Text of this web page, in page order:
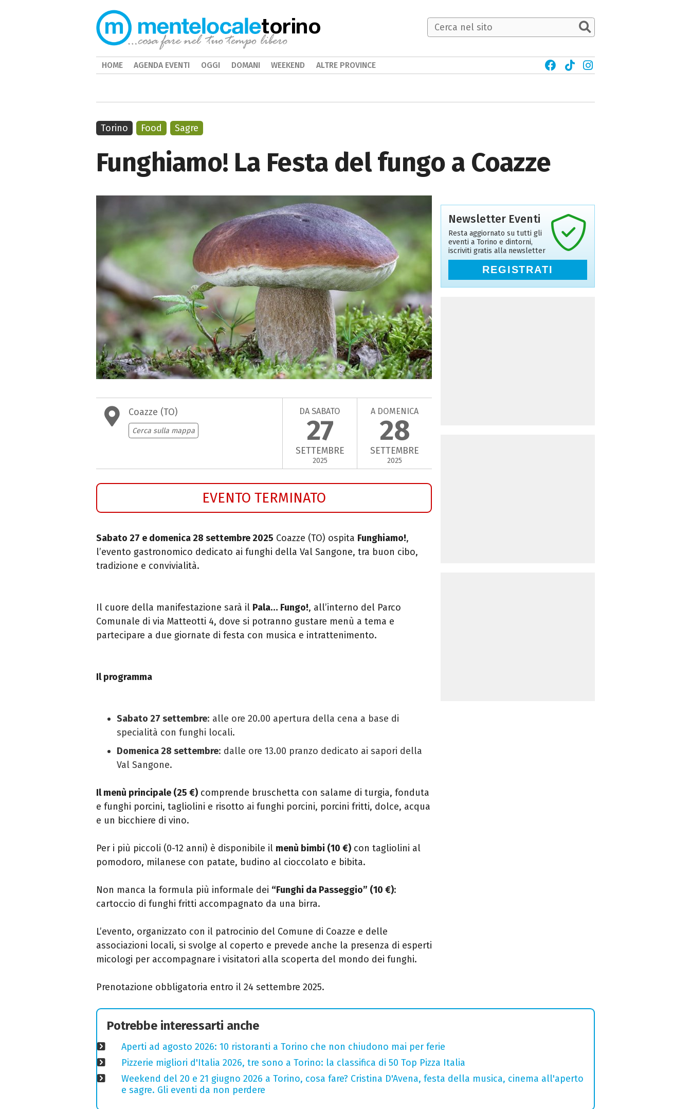
Funghiamo! La Festa del fungo a Coazze
Coazze (TO)
Cerca sulla mappa
DA SABATO
27
SETTEMBRE
2025
A DOMENICA
28
SETTEMBRE
2025
EVENTO TERMINATO
Sabato 27 e domenica 28 settembre 2025 Coazze (TO) ospita Funghiamo!,
l’evento gastronomico dedicato ai funghi della Val Sangone, tra buon cibo,
tradizione e convivialità.
Il cuore della manifestazione sarà il Pala… Fungo!, all’interno del Parco
Comunale di via Matteotti 4, dove si potranno gustare menù a tema e
partecipare a due giornate di festa con musica e intrattenimento.
Il programma
Sabato 27 settembre: alle ore 20.00 apertura della cena a base di
specialità con funghi locali.
Domenica 28 settembre: dalle ore 13.00 pranzo dedicato ai sapori della
Val Sangone.
Il menù principale (25 €) comprende bruschetta con salame di turgia, fonduta
e funghi porcini, tagliolini e risotto ai funghi porcini, porcini fritti, dolce, acqua
e un bicchiere di vino.
Per i più piccoli (0-12 anni) è disponibile il menù bimbi (10 €) con tagliolini al
pomodoro, milanese con patate, budino al cioccolato e bibita.
Non manca la formula più informale dei “Funghi da Passeggio” (10 €):
cartoccio di funghi fritti accompagnato da una birra.
L’evento, organizzato con il patrocinio del Comune di Coazze e delle
associazioni locali, si svolge al coperto e prevede anche la presenza di esperti
micologi per accompagnare i visitatori alla scoperta del mondo dei funghi.
Prenotazione obbligatoria entro il 24 settembre 2025.
Torino Food Sagre
Newsletter Eventi
Resta aggiornato su tutti gli
eventi a Torino e dintorni,
iscriviti gratis alla newsletter
REGISTRATI
Potrebbe interessarti anche
Aperti ad agosto 2026: 10 ristoranti a Torino che non chiudono mai per ferie
Pizzerie migliori d'Italia 2026, tre sono a Torino: la classifica di 50 Top Pizza Italia
Weekend del 20 e 21 giugno 2026 a Torino, cosa fare? Cristina D'Avena, festa della musica, cinema all'aperto
e sagre. Gli eventi da non perdere
torino
HOME AGENDA EVENTI OGGI DOMANI WEEKEND ALTRE PROVINCE